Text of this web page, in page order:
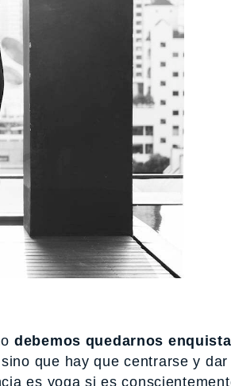
debemos quedarnos
sino que hay que centrarse y dar
es yoga si es